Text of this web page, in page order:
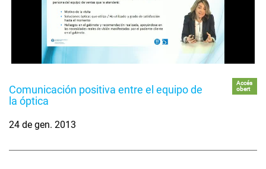
Comunicación positiva entre el equipo de
la óptica
Accés
obert
24 de gen. 2013